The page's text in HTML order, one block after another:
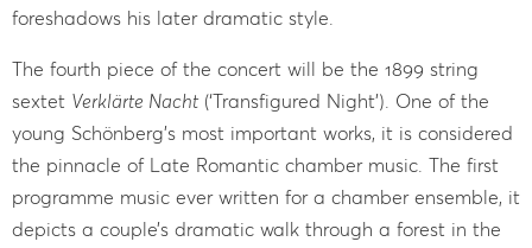
foreshadows his later dramatic style.
The fourth piece of the concert will be the 1899 string
sextet Verklärte Nacht(‘Transfigured Night’). One of the
young Schönberg’s most important works, it is considered
the pinnacle of Late Romantic chamber music. The first
programme music ever written for a chamber ensemble, it
depicts a couple’s dramatic walk through a forest in the